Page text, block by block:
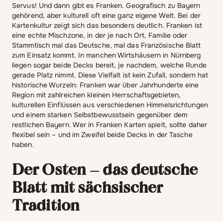
Servus! Und dann gibt es Franken. Geografisch zu Bayern
gehörend, aber kulturell oft eine ganz eigene Welt. Bei der
Kartenkultur zeigt sich das besonders deutlich. Franken ist
eine echte Mischzone, in der je nach Ort, Familie oder
Stammtisch mal das Deutsche, mal das Französische Blatt
zum Einsatz kommt. In manchen Wirtshäusern in Nürnberg
liegen sogar beide Decks bereit, je nachdem, welche Runde
gerade Platz nimmt. Diese Vielfalt ist kein Zufall, sondern hat
historische Wurzeln: Franken war über Jahrhunderte eine
Region mit zahlreichen kleinen Herrschaftsgebieten,
kulturellen Einflüssen aus verschiedenen Himmelsrichtungen
und einem starken Selbstbewusstsein gegenüber dem
restlichen Bayern. Wer in Franken Karten spielt, sollte daher
flexibel sein – und im Zweifel beide Decks in der Tasche
haben.
Der Osten – das deutsche
Blatt mit sächsischer
Tradition